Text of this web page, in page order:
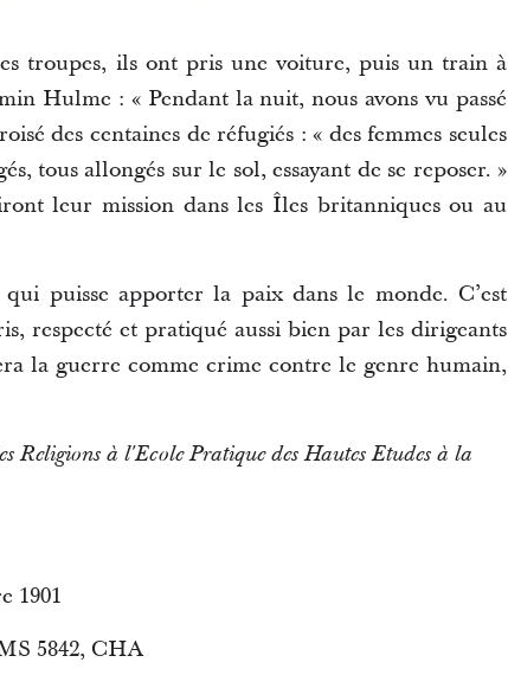
troupes, ils ont pris une voiture, puis un train à
Hulme : « Pendant la nuit, nous avons vu passé
des centaines de réfugiés : « des femmes seules
tous allongés sur le sol, essayant de se reposer. »
leur mission dans les Îles britanniques ou au
puisse apporter la paix dans le monde. C’est
respecté et pratiqué aussi bien par les dirigeants
la guerre comme crime contre le genre humain,
Religions à l'Ecole Pratique des Hautes Etudes à la
1901
5842, CHA